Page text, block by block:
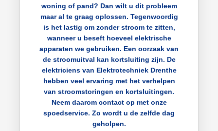
woning of pand? Dan wilt u dit probleem
maar al te graag oplossen. Tegenwoordig
is het lastig om zonder stroom te zitten,
wanneer u beseft hoeveel elektrische
apparaten we gebruiken. Een oorzaak van
de stroomuitval kan kortsluiting zijn. De
elektriciens van Elektrotechniek Drenthe
hebben veel ervaring met het verhelpen
van stroomstoringen en kortsluitingen.
Neem daarom contact op met onze
spoedservice. Zo wordt u de zelfde dag
geholpen.